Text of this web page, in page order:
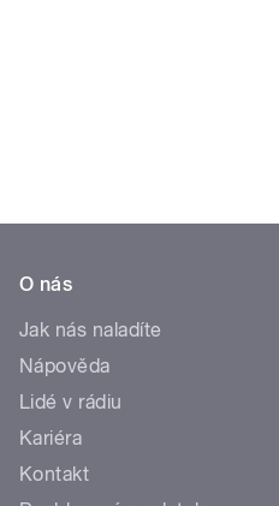
O nás
Jak nás naladíte
Nápověda
Lidé v rádiu
Kariéra
Kontakt